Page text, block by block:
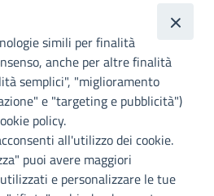
di
Palermo
simili per finalità
anche per altre finalità
semplici", "miglioramento
e "targeting e pubblicità")
policy.
all'utilizzo dei cookie.
puoi avere maggiori
e personalizzare le tue